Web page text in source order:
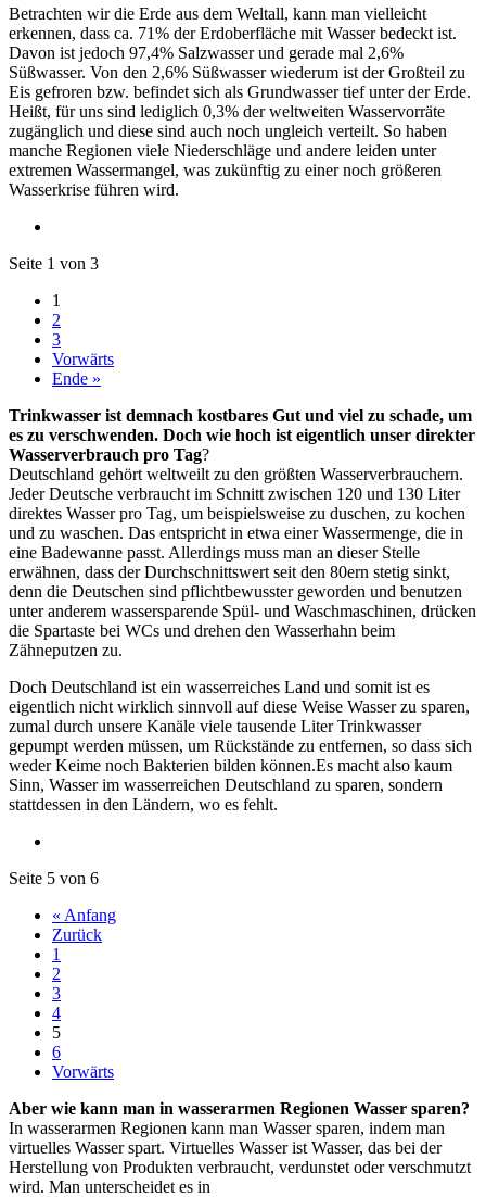
Betrachten wir die Erde aus dem Weltall, kann man vielleicht
erkennen, dass ca. 71% der Erdoberfläche mit Wasser bedeckt ist.
Davon ist jedoch 97,4% Salzwasser und gerade mal 2,6%
Süßwasser. Von den 2,6% Süßwasser wiederum ist der Großteil zu
Eis gefroren bzw. befindet sich als Grundwasser tief unter der Erde.
Heißt, für uns sind lediglich 0,3% der weltweiten Wasservorräte
zugänglich und diese sind auch noch ungleich verteilt. So haben
manche Regionen viele Niederschläge und andere leiden unter
extremen Wassermangel, was zukünftig zu einer noch größeren
Wasserkrise führen wird.
Seite 1 von 3
1
2
3
Vorwärts
Ende »
Trinkwasser ist demnach kostbares Gut und viel zu schade, um
es zu verschwenden. Doch wie hoch ist eigentlich unser direkter
Wasserverbrauch pro Tag?
Deutschland gehört weltweilt zu den größten Wasserverbrauchern.
Jeder Deutsche verbraucht im Schnitt zwischen 120 und 130 Liter
direktes Wasser pro Tag, um beispielsweise zu duschen, zu kochen
und zu waschen. Das entspricht in etwa einer Wassermenge, die in
eine Badewanne passt. Allerdings muss man an dieser Stelle
erwähnen, dass der Durchschnittswert seit den 80ern stetig sinkt,
denn die Deutschen sind pflichtbewusster geworden und benutzen
unter anderem wassersparende Spül- und Waschmaschinen, drücken
die Spartaste bei WCs und drehen den Wasserhahn beim
Zähneputzen zu.
Doch Deutschland ist ein wasserreiches Land und somit ist es
eigentlich nicht wirklich sinnvoll auf diese Weise Wasser zu sparen,
zumal durch unsere Kanäle viele tausende Liter Trinkwasser
gepumpt werden müssen, um Rückstände zu entfernen, so dass sich
weder Keime noch Bakterien bilden können.Es macht also kaum
Sinn, Wasser im wasserreichen Deutschland zu sparen, sondern
stattdessen in den Ländern, wo es fehlt.
Seite 5 von 6
« Anfang
Zurück
1
2
3
4
5
6
Vorwärts
Aber wie kann man in wasserarmen Regionen Wasser sparen?
In wasserarmen Regionen kann man Wasser sparen, indem man
virtuelles Wasser spart. Virtuelles Wasser ist Wasser, das bei der
Herstellung von Produkten verbraucht, verdunstet oder verschmutzt
wird. Man unterscheidet es in